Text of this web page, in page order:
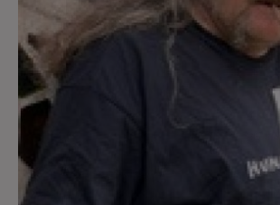
Cultur'Ciné - Jean Meurice
CONCOURS